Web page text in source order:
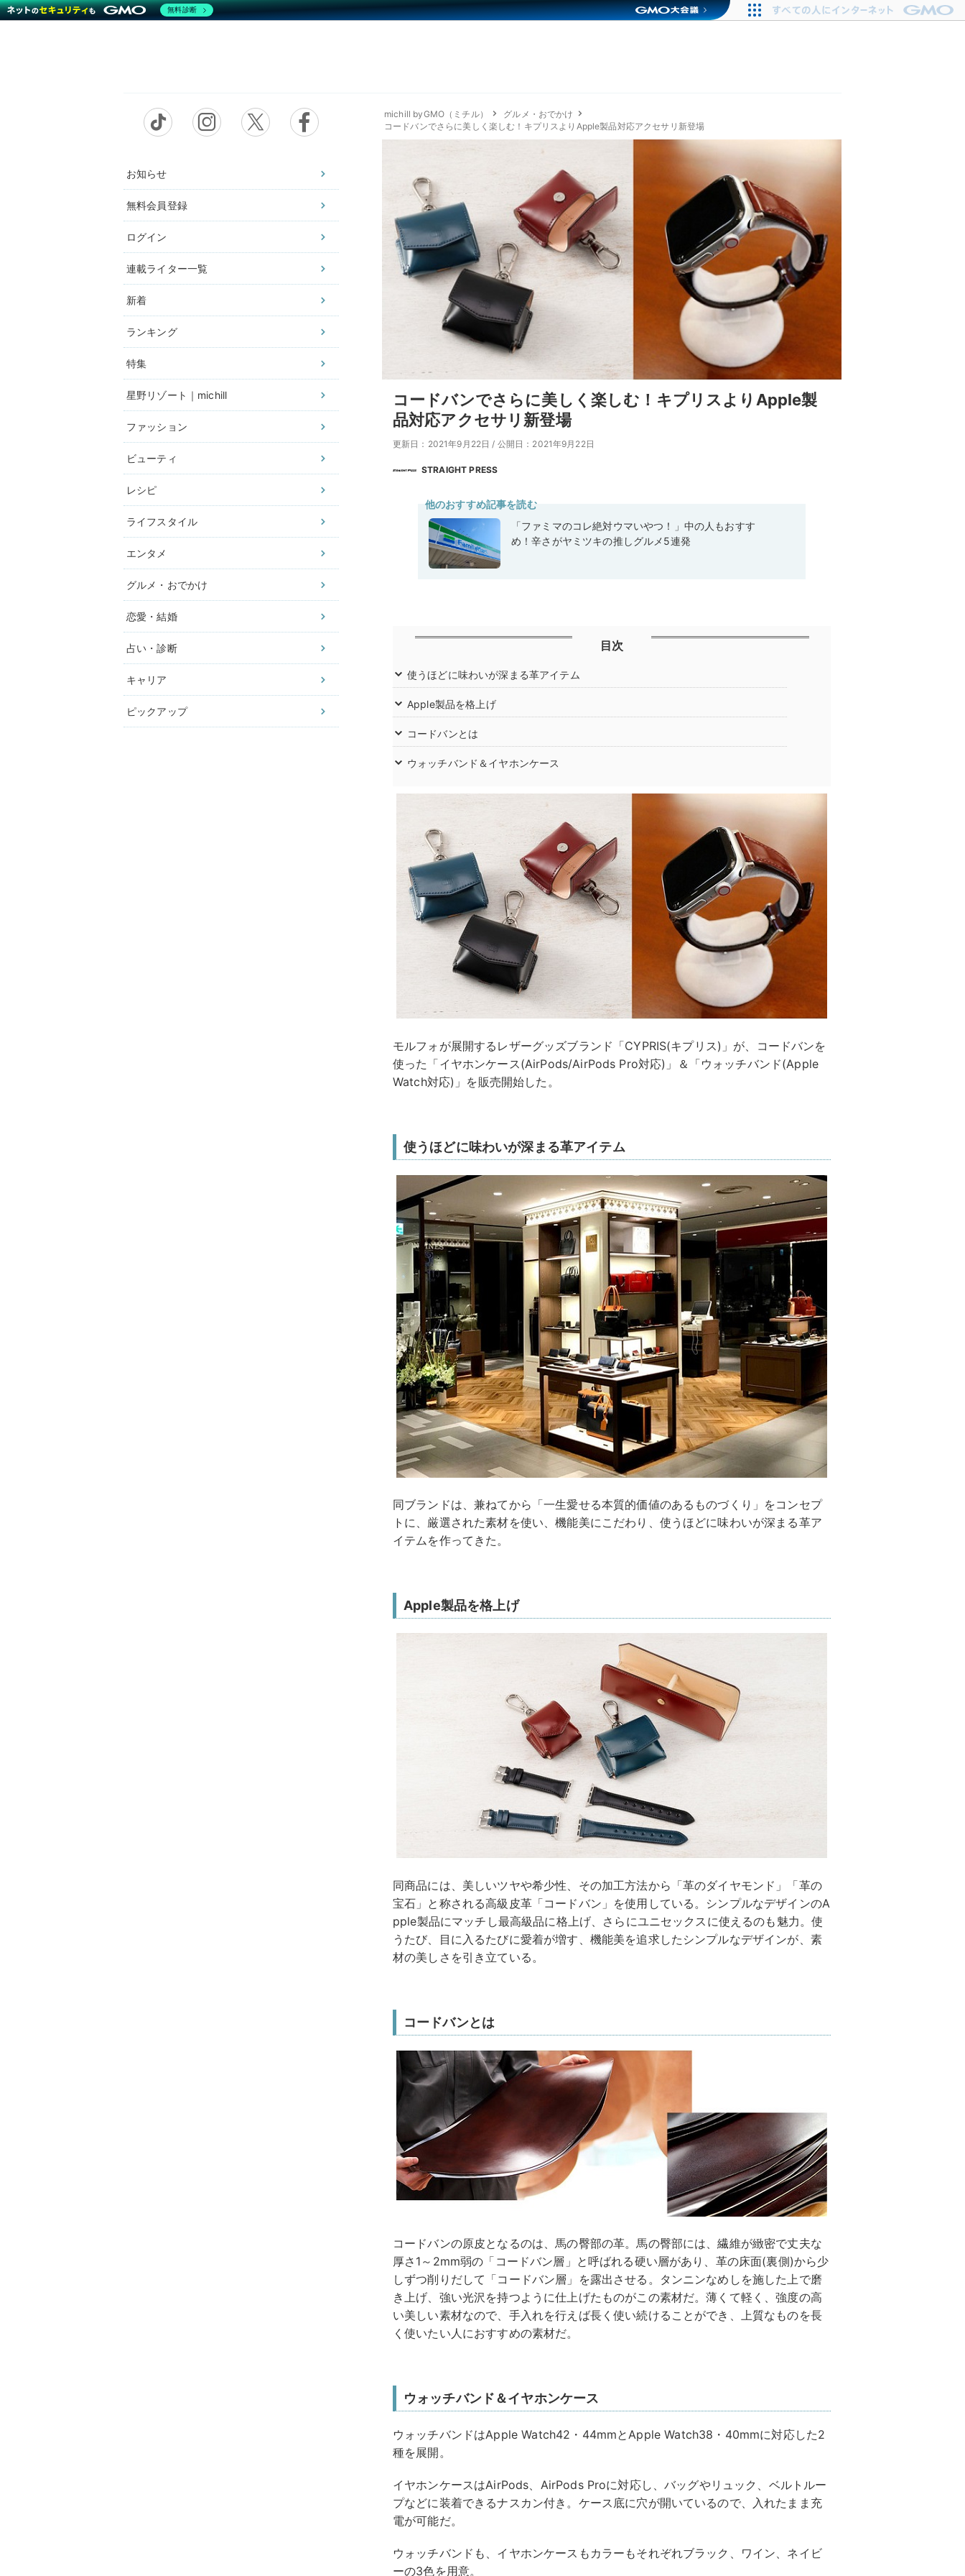
お知らせ
無料会員登録
ログイン
連載ライター一覧
新着
ランキング
特集
星野リゾート｜michill
ファッション
ビューティ
レシピ
ライフスタイル
エンタメ
グルメ・おでかけ
恋愛・結婚
占い・診断
キャリア
ピックアップ
michill byGMO（ミチル）
グルメ・おでかけ
コードバンでさらに美しく楽しむ！キプリスよりApple製品対応アクセサリ新登場
コードバンでさらに美しく楽しむ！キプリスよりApple製
品対応アクセサリ新登場
更新日：2021年9月22日 / 公開日：2021年9月22日
STRAIGHT PRESS
他のおすすめ記事を読む
「ファミマのコレ絶対ウマいやつ！」中の人もおすす
め！辛さがヤミツキの推しグルメ5連発
目次
使うほどに味わいが深まる革アイテム
Apple製品を格上げ
コードバンとは
ウォッチバンド＆イヤホンケース
モルフォが展開するレザーグッズブランド「CYPRIS(キプリス)」が、コードバンを
使った「イヤホンケース(AirPods/AirPods Pro対応)」＆「ウォッチバンド(Apple
Watch対応)」を販売開始した。
使うほどに味わいが深まる革アイテム
同ブランドは、兼ねてから「一生愛せる本質的価値のあるものづくり」をコンセプ
トに、厳選された素材を使い、機能美にこだわり、使うほどに味わいが深まる革ア
イテムを作ってきた。
Apple製品を格上げ
同商品には、美しいツヤや希少性、その加工方法から「革のダイヤモンド」「革の
宝石」と称される高級皮革「コードバン」を使用している。シンプルなデザインのA
pple製品にマッチし最高級品に格上げ、さらにユニセックスに使えるのも魅力。使
うたび、目に入るたびに愛着が増す、機能美を追求したシンプルなデザインが、素
材の美しさを引き立ている。
コードバンとは
コードバンの原皮となるのは、馬の臀部の革。馬の臀部には、繊維が緻密で丈夫な
厚さ1～2mm弱の「コードバン層」と呼ばれる硬い層があり、革の床面(裏側)から少
しずつ削りだして「コードバン層」を露出させる。タンニンなめしを施した上で磨
き上げ、強い光沢を持つように仕上げたものがこの素材だ。薄くて軽く、強度の高
い美しい素材なので、手入れを行えば長く使い続けることができ、上質なものを長
く使いたい人におすすめの素材だ。
ウォッチバンド＆イヤホンケース
ウォッチバンドはApple Watch42・44mmとApple Watch38・40mmに対応した2
種を展開。
イヤホンケースはAirPods、AirPods Proに対応し、バッグやリュック、ベルトルー
プなどに装着できるナスカン付き。ケース底に穴が開いているので、入れたまま充
電が可能だ。
ウォッチバンドも、イヤホンケースもカラーもそれぞれブラック、ワイン、ネイビ
ーの3色を用意。
無料診断